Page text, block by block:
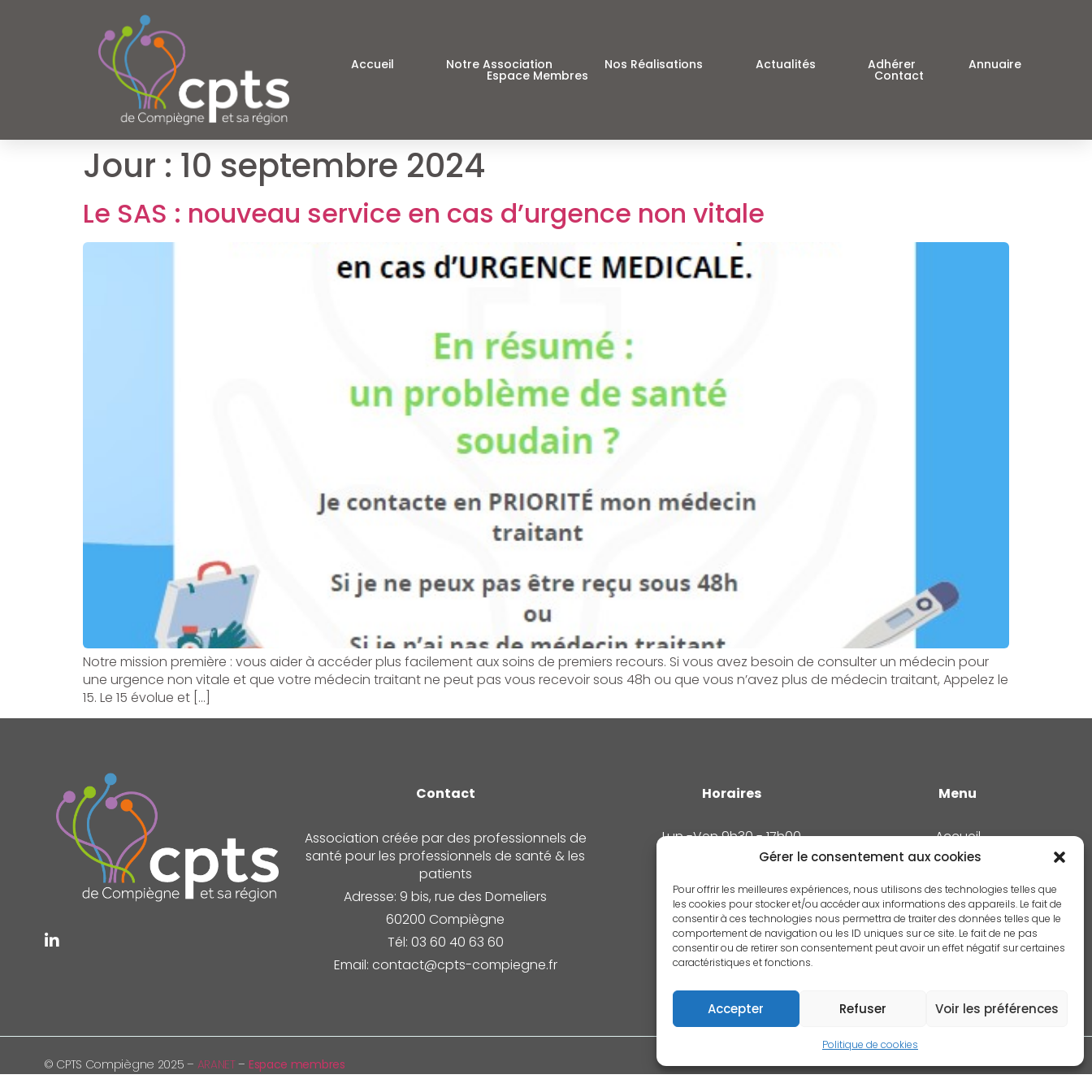
Gérer le consentement aux cookies
Pour offrir les meilleures expériences, nous utilisons des technologies telles que
les cookies pour stocker et/ou accéder aux informations des appareils. Le fait de
consentir à ces technologies nous permettra de traiter des données telles que le
comportement de navigation ou les ID uniques sur ce site. Le fait de ne pas
consentir ou de retirer son consentement peut avoir un effet négatif sur certaines
caractéristiques et fonctions.
Accepter Refuser Voir les préférences
Politique de cookies
Accueil Notre Association Nos Réalisations Actualités Adhérer Annuaire
Espace Membres Contact
Jour : 10 septembre 2024
Le SAS : nouveau service en cas d’urgence non vitale
Notre mission première : vous aider à accéder plus facilement aux soins de premiers recours. Si vous avez besoin de consulter un médecin pour
une urgence non vitale et que votre médecin traitant ne peut pas vous recevoir sous 48h ou que vous n’avez plus de médecin traitant, Appelez le
15. Le 15 évolue et […]
Contact
Association créée par des professionnels de
santé pour les professionnels de santé & les
patients
Adresse: 9 bis, rue des Domeliers
60200 Compiègne
Tél: 03 60 40 63 60
Email: contact@cpts-compiegne.fr
Horaires
Lun -Ven 9h30 - 17h00
Sam, Dim fermés
Menu
Accueil
Notre association
Actualités
Adhérer
Annuaire
Espace Membres
© CPTS Compiègne 2025 – ARANET– Espace membres